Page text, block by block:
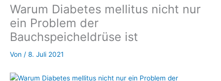
Warum Diabetes mellitus nicht nur
ein Problem der
Bauchspeicheldrüse ist
Von / 8. Juli 2021